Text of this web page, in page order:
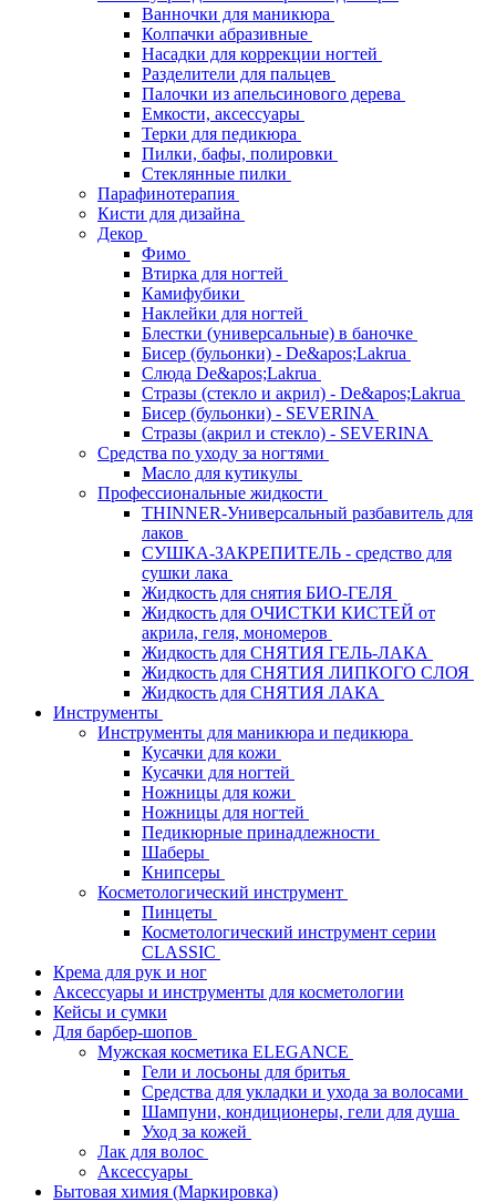
Ванночки для маникюра
Колпачки абразивные
Насадки для коррекции ногтей
Разделители для пальцев
Палочки из апельсинового дерева
Емкости, аксессуары
Терки для педикюра
Пилки, бафы, полировки
Стеклянные пилки
Парафинотерапия
Кисти для дизайна
Декор
Фимо
Втирка для ногтей
Камифубики
Наклейки для ногтей
Блестки (универсальные) в баночке
Бисер (бульонки) - De&apos;Lakrua
Слюда De&apos;Lakrua
Стразы (стекло и акрил) - De&apos;Lakrua
Бисер (бульонки) - SEVERINA
Стразы (акрил и стекло) - SEVERINA
Средства по уходу за ногтями
Масло для кутикулы
Профессиональные жидкости
THINNER-Универсальный разбавитель для
лаков
СУШКА-ЗАКРЕПИТЕЛЬ - средство для
сушки лака
Жидкость для снятия БИО-ГЕЛЯ
Жидкость для ОЧИСТКИ КИСТЕЙ от
акрила, геля, мономеров
Жидкость для СНЯТИЯ ГЕЛЬ-ЛАКА
Жидкость для СНЯТИЯ ЛИПКОГО СЛОЯ
Жидкость для СНЯТИЯ ЛАКА
Инструменты
Инструменты для маникюра и педикюра
Кусачки для кожи
Кусачки для ногтей
Ножницы для кожи
Ножницы для ногтей
Педикюрные принадлежности
Шаберы
Книпсеры
Косметологический инструмент
Пинцеты
Косметологический инструмент серии
CLASSIC
Крема для рук и ног
Аксессуары и инструменты для косметологии
Кейсы и сумки
Для барбер-шопов
Мужская косметика ELEGANCE
Гели и лосьоны для бритья
Средства для укладки и ухода за волосами
Шампуни, кондиционеры, гели для душа
Уход за кожей
Лак для волос
Аксессуары
Бытовая химия (Маркировка)